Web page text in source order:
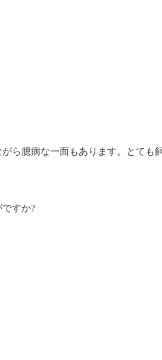
ら臆病な一面もあります。とて
すか?